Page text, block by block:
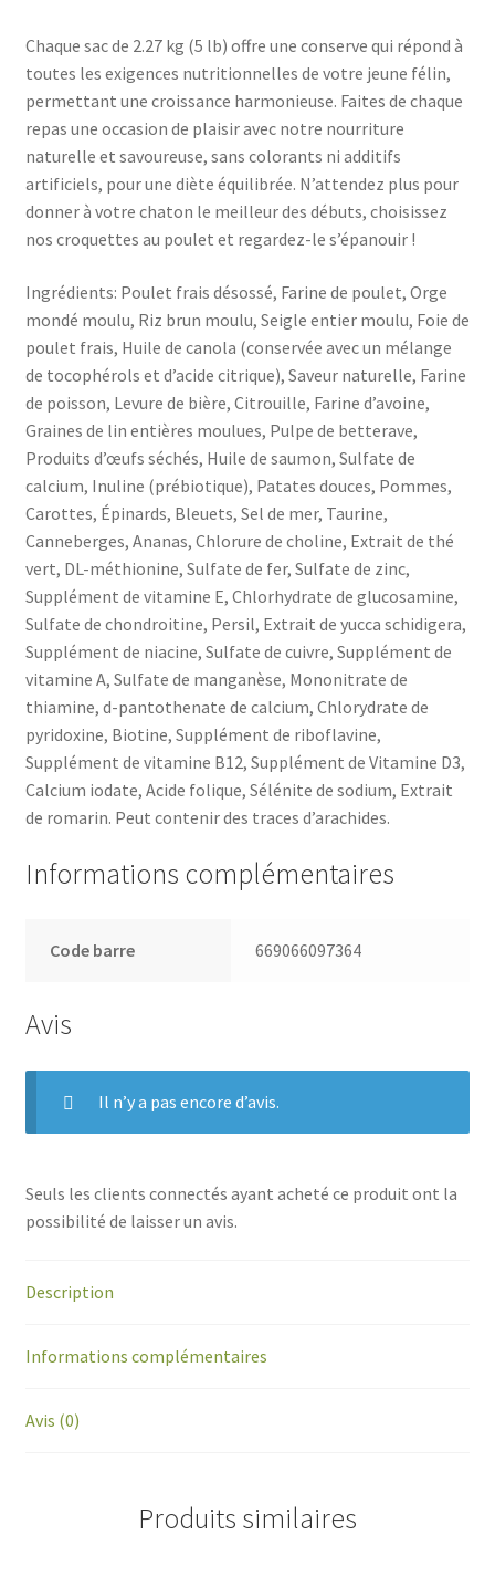
Chaque sac de 2.27 kg (5 lb) offre une conserve qui répond à
toutes les exigences nutritionnelles de votre jeune félin,
permettant une croissance harmonieuse. Faites de chaque
repas une occasion de plaisir avec notre nourriture
naturelle et savoureuse, sans colorants ni additifs
artificiels, pour une diète équilibrée. N’attendez plus pour
donner à votre chaton le meilleur des débuts, choisissez
nos croquettes au poulet et regardez-le s’épanouir !
Ingrédients: Poulet frais désossé, Farine de poulet, Orge
mondé moulu, Riz brun moulu, Seigle entier moulu, Foie de
poulet frais, Huile de canola (conservée avec un mélange
de tocophérols et d’acide citrique), Saveur naturelle, Farine
de poisson, Levure de bière, Citrouille, Farine d’avoine,
Graines de lin entières moulues, Pulpe de betterave,
Produits d’œufs séchés, Huile de saumon, Sulfate de
calcium, Inuline (prébiotique), Patates douces, Pommes,
Carottes, Épinards, Bleuets, Sel de mer, Taurine,
Canneberges, Ananas, Chlorure de choline, Extrait de thé
vert, DL-méthionine, Sulfate de fer, Sulfate de zinc,
Supplément de vitamine E, Chlorhydrate de glucosamine,
Sulfate de chondroitine, Persil, Extrait de yucca schidigera,
Supplément de niacine, Sulfate de cuivre, Supplément de
vitamine A, Sulfate de manganèse, Mononitrate de
thiamine, d-pantothenate de calcium, Chlorydrate de
pyridoxine, Biotine, Supplément de riboflavine,
Supplément de vitamine B12, Supplément de Vitamine D3,
Calcium iodate, Acide folique, Sélénite de sodium, Extrait
de romarin. Peut contenir des traces d’arachides.
Informations complémentaires
Code barre 669066097364
Avis
Il n’y a pas encore d’avis.
Seuls les clients connectés ayant acheté ce produit ont la
possibilité de laisser un avis.
Description
Informations complémentaires
Avis (0)
Produits similaires